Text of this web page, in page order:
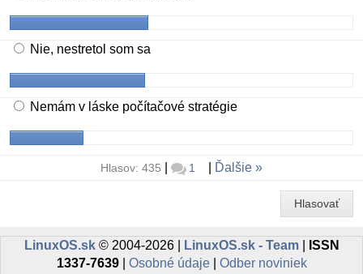
Nie, nestretol som sa
Nemám v láske počítačové stratégie
Hlasov: 435 1 Ďalšie
Hlasovať
LinuxOS.sk© 2004-2026 | LinuxOS.sk - Team|
ISSN
1337-7639| Osobné údaje| Odber noviniek